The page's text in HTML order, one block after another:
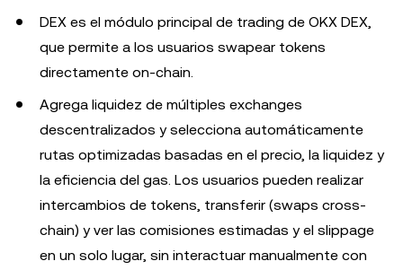
DEX es el módulo principal de trading de OKX DEX,
que permite a los usuarios swapear tokens
directamente on-chain.
Agrega liquidez de múltiples exchanges
descentralizados y selecciona automáticamente
rutas optimizadas basadas en el precio, la liquidez y
la eficiencia del gas. Los usuarios pueden realizar
intercambios de tokens, transferir (swaps cross-
chain) y ver las comisiones estimadas y el slippage
en un solo lugar, sin interactuar manualmente con